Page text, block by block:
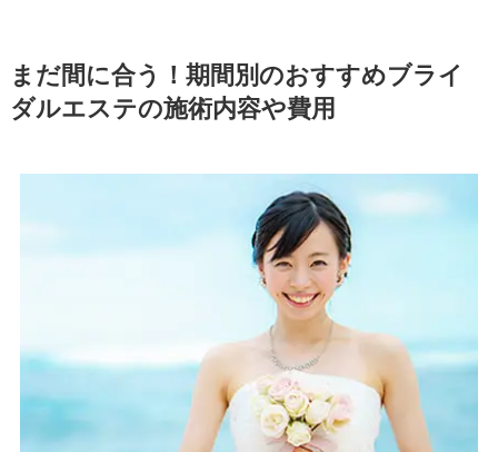
まだ間に合う！期間別のおすすめブライ
ダルエステの施術内容や費用